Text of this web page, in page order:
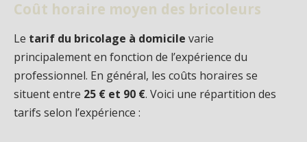
Coût horaire moyen des bricoleurs
Le tarif du bricolage à domicile varie
principalement en fonction de l’expérience du
professionnel. En général, les coûts horaires se
situent entre 25 € et 90 €. Voici une répartition des
tarifs selon l’expérience :